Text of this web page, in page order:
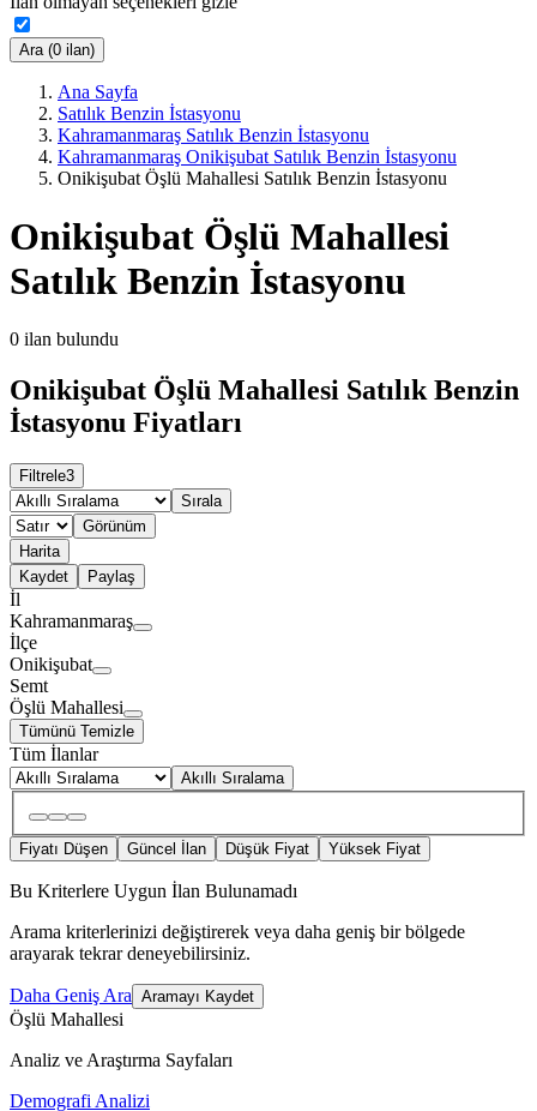
Ara (0 ilan)
Ana Sayfa
Satılık Benzin İstasyonu
Kahramanmaraş Satılık Benzin İstasyonu
Kahramanmaraş Onikişubat Satılık Benzin İstasyonu
Onikişubat Öşlü Mahallesi Satılık Benzin İstasyonu
Onikişubat Öşlü Mahallesi
Satılık Benzin İstasyonu
0 ilan bulundu
Onikişubat Öşlü Mahallesi Satılık Benzin
İstasyonu Fiyatları
Filtrele3
Sırala
Görünüm
Harita
Kaydet
Paylaş
İl
Kahramanmaraş
İlçe
Onikişubat
Semt
Öşlü Mahallesi
Tümünü Temizle
Tüm İlanlar
Akıllı Sıralama
Fiyatı Düşen Güncel İlan Düşük Fiyat Yüksek Fiyat
Bu Kriterlere Uygun İlan Bulunamadı
Arama kriterlerinizi değiştirerek veya daha geniş bir bölgede
arayarak tekrar deneyebilirsiniz.
Daha Geniş Ara Aramayı Kaydet
Öşlü Mahallesi
Analiz ve Araştırma Sayfaları
Demografi Analizi